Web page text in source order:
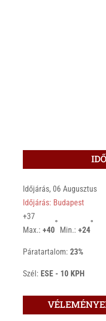
Időjárás, 06 Augusztus
Időjárás: Budapest
+37
Max.: +40
°
Min.: +24
°
Páratartalom: 23%
Szél: ESE - 10 KPH